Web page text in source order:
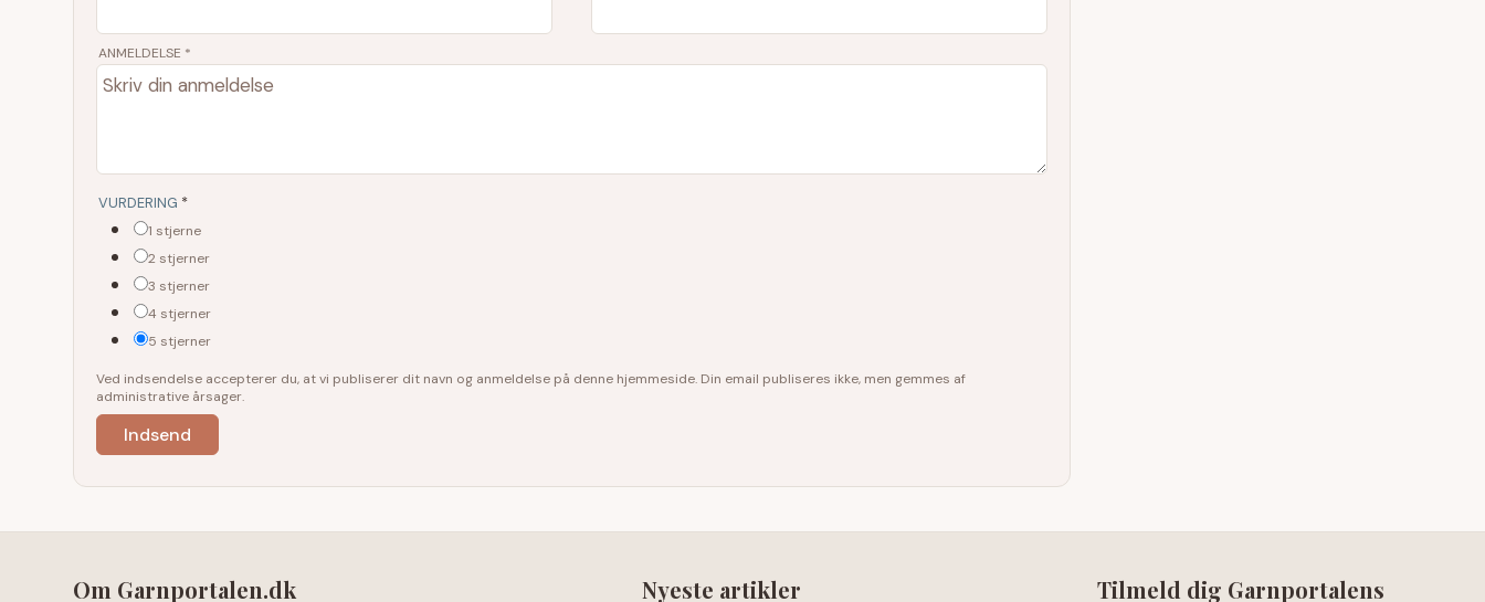
ANMELDELSE *
VURDERING *
1 stjerne
2 stjerner
3 stjerner
4 stjerner
5 stjerner
Ved indsendelse accepterer du, at vi publiserer dit navn og anmeldelse på denne hjemmeside. Din email publiseres ikke, men gemmes af
administrative årsager.
Om Garnportalen.dk Nyeste artikler
Tilmeld dig Garnportalens